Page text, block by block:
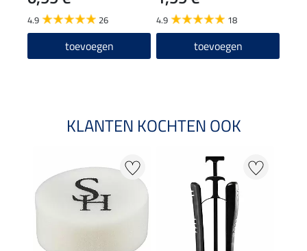
4.9 26
toevoegen
4.9 18
toevoegen
KLANTEN KOCHTEN OOK